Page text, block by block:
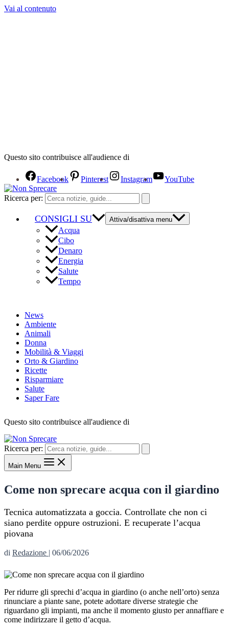
Vai al contenuto
Questo sito contribuisce all'audience di
Facebook Pinterest Instagram YouTube
Ricerca per:
CONSIGLI SU Attiva/disattiva menu
Acqua
Cibo
Denaro
Energia
Salute
Tempo
News
Ambiente
Animali
Donna
Mobilità & Viaggi
Orto & Giardino
Ricette
Risparmiare
Salute
Saper Fare
Questo sito contribuisce all'audience di
Ricerca per:
Main Menu
Come non sprecare acqua con il giardino
Tecnica automatizzata a goccia. Controllate che non ci
siano perdite oppure ostruzioni. E recuperate l’acqua
piovana
di Redazione | 06/06/2026
Per ridurre gli sprechi d’acqua in giardino (o anche nell’orto) senza
rinunciare a piante sane, potete adottare diverse strategie che
riguardano gli impianti, ma anche il momento giusto per annaffiare e
come indirizzare il getto d’acqua.